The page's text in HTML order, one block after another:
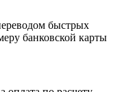
быстрых
банковской карты